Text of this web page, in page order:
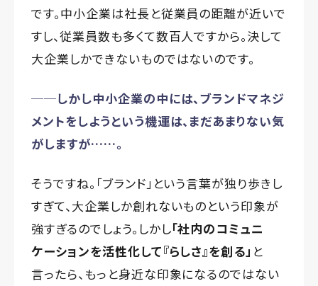
です。中小企業は社長と従業員の距離が近いで
すし、従業員数も多くて数百人ですから。決して
大企業しかできないものではないのです。
──しかし中小企業の中には、ブランドマネジ
メントをしようという機運は、まだあまりない気
がしますが……。
そうですね。「ブランド」という言葉が独り歩きし
すぎて、大企業しか創れないものという印象が
強すぎるのでしょう。しかし「社内のコミュニ
ケーションを活性化して『らしさ』を創る」 と
言ったら、もっと身近な印象になるのではない